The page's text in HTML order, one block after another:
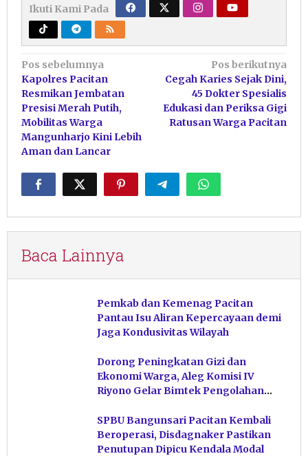
Ikuti Kami Pada
Navigasi
pos
Pos sebelumnya
Kapolres Pacitan
Resmikan Jembatan
Presisi Merah Putih,
Mobilitas Warga
Mangunharjo Kini Lebih
Aman dan Lancar
Pos berikutnya
Cegah Karies Sejak Dini,
45 Dokter Spesialis
Edukasi dan Periksa Gigi
Ratusan Warga Pacitan
Baca Lainnya
Pemkab dan Kemenag Pacitan
Pantau Isu Aliran Kepercayaan demi
Jaga Kondusivitas Wilayah
Dorong Peningkatan Gizi dan
Ekonomi Warga, Aleg Komisi IV
Riyono Gelar Bimtek Pengolahan
SPBU Bangunsari Pacitan Kembali
Beroperasi, Disdagnaker Pastikan
Penutupan Dipicu Kendala Modal